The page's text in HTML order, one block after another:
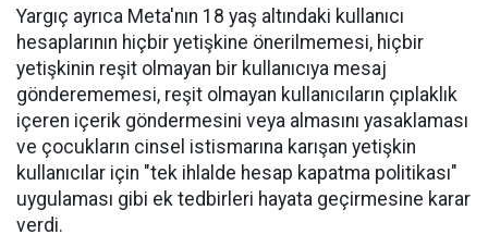
Yargıç ayrıca Meta'nın 18 yaş altındaki kullanıcı
hesaplarının hiçbir yetişkine önerilmemesi, hiçbir
yetişkinin reşit olmayan bir kullanıcıya mesaj
gönderememesi, reşit olmayan kullanıcıların çıplaklık
içeren içerik göndermesini veya almasını yasaklaması
ve çocukların cinsel istismarına karışan yetişkin
kullanıcılar için "tek ihlalde hesap kapatma politikası"
uygulaması gibi ek tedbirleri hayata geçirmesine karar
verdi.